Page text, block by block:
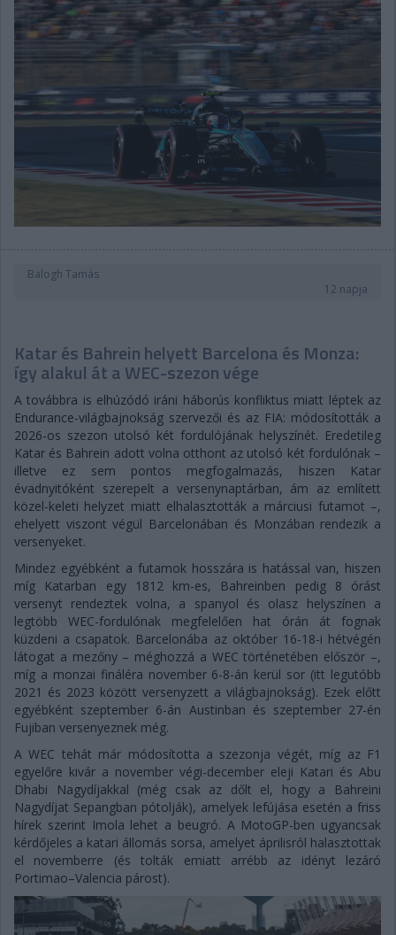
Balogh Tamás
12 napja
Katar és Bahrein helyett Barcelona és Monza:
így alakul át a WEC-szezon vége
A továbbra is elhúzódó iráni háborús konfliktus miatt léptek az
Endurance-világbajnokság szervezői és az FIA: módosították a
2026-os szezon utolsó két fordulójának helyszínét. Eredetileg
Katar és Bahrein adott volna otthont az utolsó két fordulónak –
illetve ez sem pontos megfogalmazás, hiszen Katar
évadnyitóként szerepelt a versenynaptárban, ám az említett
közel-keleti helyzet miatt elhalasztották a márciusi futamot –,
ehelyett viszont végül Barcelonában és Monzában rendezik a
versenyeket.
Mindez egyébként a futamok hosszára is hatással van, hiszen
míg Katarban egy 1812 km-es, Bahreinben pedig 8 órást
versenyt rendeztek volna, a spanyol és olasz helyszínen a
legtöbb WEC-fordulónak megfelelően hat órán át fognak
küzdeni a csapatok. Barcelonába az október 16-18-i hétvégén
látogat a mezőny – méghozzá a WEC történetében először –,
míg a monzai fináléra november 6-8-án kerül sor (itt legutóbb
2021 és 2023 között versenyzett a világbajnokság). Ezek előtt
egyébként szeptember 6-án Austinban és szeptember 27-én
Fujiban versenyeznek még.
A WEC tehát már módosította a szezonja végét, míg az F1
egyelőre kivár a november végi-december eleji Katari és Abu
Dhabi Nagydíjakkal (még csak az dőlt el, hogy a Bahreini
Nagydíjat Sepangban pótolják), amelyek lefújása esetén a friss
hírek szerint Imola lehet a beugró. A MotoGP-ben ugyancsak
kérdőjeles a katari állomás sorsa, amelyet áprilisról halasztottak
el novemberre (és tolták emiatt arrébb az idényt lezáró
Portimao–Valencia párost).